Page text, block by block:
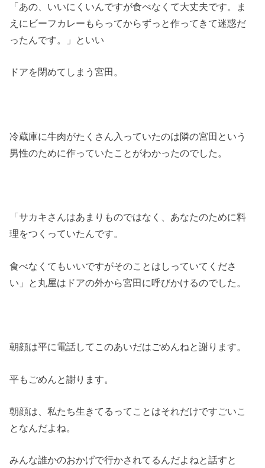
「あの、いいにくいんですが食べなくて大丈夫です。ま
えにビーフカレーもらってからずっと作ってきて迷惑だ
ったんです。」といい
ドアを閉めてしまう宮田。
冷蔵庫に牛肉がたくさん入っていたのは隣の宮田という
男性のために作っていたことがわかったのでした。
「サカキさんはあまりものではなく、あなたのために料
理をつくっていたんです。
食べなくてもいいですがそのことはしっていてくださ
い」と丸屋はドアの外から宮田に呼びかけるのでした。
朝顔は平に電話してこのあいだはごめんねと謝ります。
平もごめんと謝ります。
朝顔は、私たち生きてるってことはそれだけですごいこ
となんだよね。
みんな誰かのおかげで行かされてるんだよねと話すと